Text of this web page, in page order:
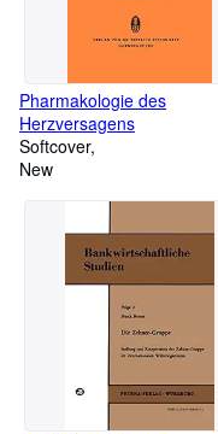
Pharmakologie des
Herzversagens
Softcover
New